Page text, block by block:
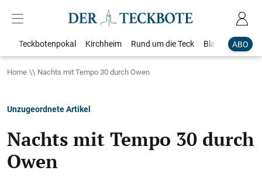
ABO
Teckbotenpokal Kirchheim Rund um die Teck Blaulicht
Home Nachts mit Tempo 30 durch Owen
Unzugeordnete Artikel
Nachts mit Tempo 30 durch
Owen